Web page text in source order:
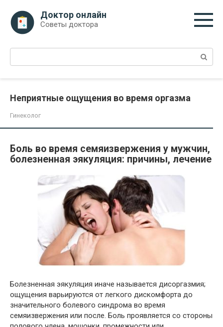
контенту
Доктор онлайн
Советы доктора
Поиск:
Неприятные ощущения во время оргазма
Гинеколог
Боль во время семяизвержения у мужчин,
болезненная эякуляция: причины, лечение
Болезненная эякуляция иначе называется дисоргазмия;
ощущения варьируются от легкого дискомфорта до
значительного болевого синдрома во время
семяизвержения или после. Боль проявляется со стороны